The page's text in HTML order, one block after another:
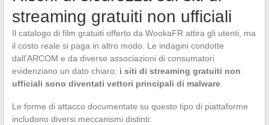
streaming gratuiti non ufficiali
Il catalogo di film gratuiti offerto da WookaFR attira gli utenti, ma
il costo reale si paga in altro modo. Le indagini condotte
dall’ARCOM e da diverse associazioni di consumatori
evidenziano un dato chiaro: i siti di streaming gratuiti non
ufficiali sono diventati vettori principali di malware.
Le forme di attacco documentate su questo tipo di piattaforme
includono diversi meccanismi distinti: